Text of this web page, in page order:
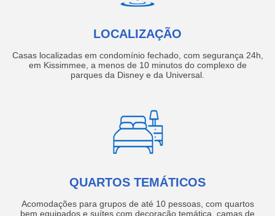
LOCALIZAÇÃO
Casas localizadas em condomínio fechado, com segurança 24h,
em Kissimmee, a menos de 10 minutos do complexo de
parques da Disney e da Universal.
QUARTOS TEMÁTICOS
Acomodações para grupos de até 10 pessoas, com quartos
bem equipados e suítes com decoração temática, camas de